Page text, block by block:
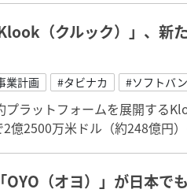
（クルック）」、新
業計画 #タビナカ #ソフトバ
プラットフォームを展開する
億2500万米ドル（約248億円）
（オヨ）」が日本で